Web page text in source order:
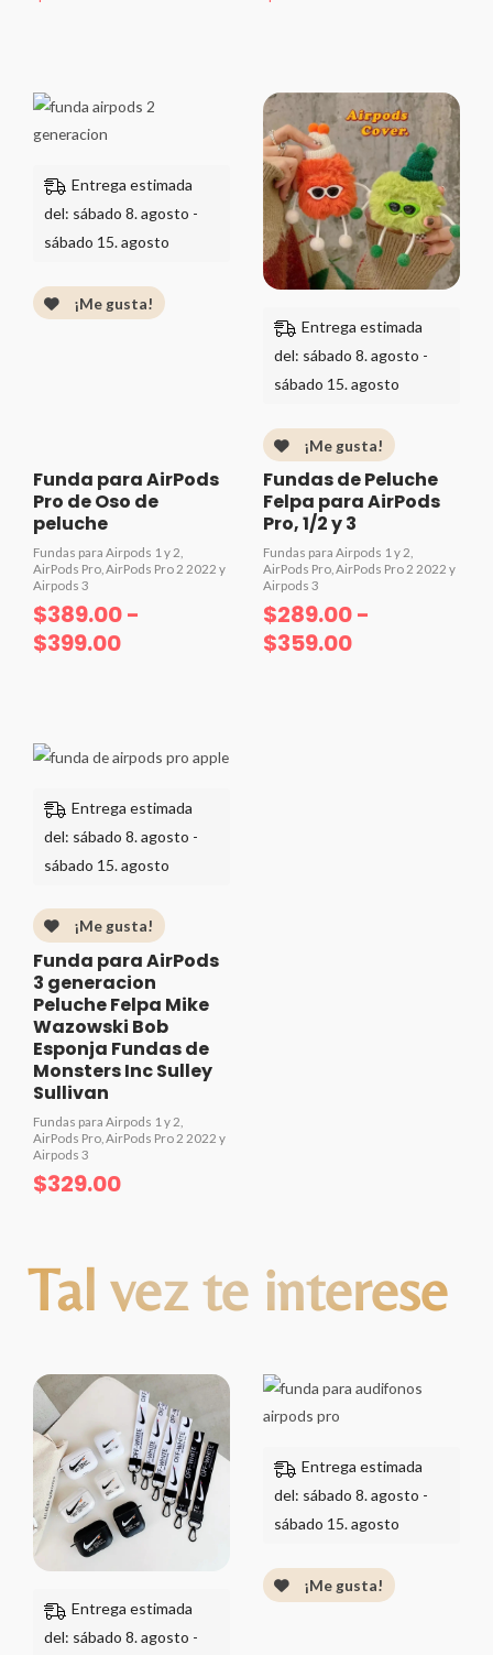
5
Entrega estimada
del: sábado 8. agosto -
sábado 15. agosto
¡Me gusta!
Funda para AirPods
Pro de Oso de
peluche
Fundas para Airpods 1 y 2,
AirPods Pro, AirPods Pro 2 2022 y
Airpods 3
$389.00-
$399.00
Rango
desde
$389.00
hasta
5
Entrega estimada
del: sábado 8. agosto -
sábado 15. agosto
¡Me gusta!
Fundas de Peluche
Felpa para AirPods
Pro, 1/2 y 3
Fundas para Airpods 1 y 2,
AirPods Pro, AirPods Pro 2 2022 y
Airpods 3
$289.00-
$359.00
Rango
de
precios:
desde
$289.00
hasta
$359.00
Entrega estimada
del: sábado 8. agosto -
sábado 15. agosto
¡Me gusta!
Funda para AirPods
3 generacion
Peluche Felpa Mike
Wazowski Bob
Esponja Fundas de
Monsters Inc Sulley
Sullivan
Fundas para Airpods 1 y 2,
AirPods Pro, AirPods Pro 2 2022 y
Airpods 3
$329.00
de
Tal vez te interese
Entrega estimada
del: sábado 8. agosto -
Rango
de
precios:
desde
$259.00
hasta
Entrega estimada
del: sábado 8. agosto -
sábado 15. agosto
¡Me gusta!
Rango
desde
$299.00
hasta